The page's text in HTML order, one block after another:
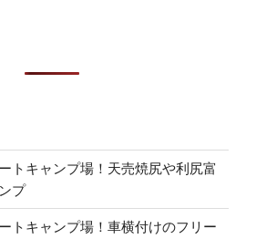
トキャンプ場！天売焼尻や利尻富
プ
トキャンプ場！車横付けのフリー